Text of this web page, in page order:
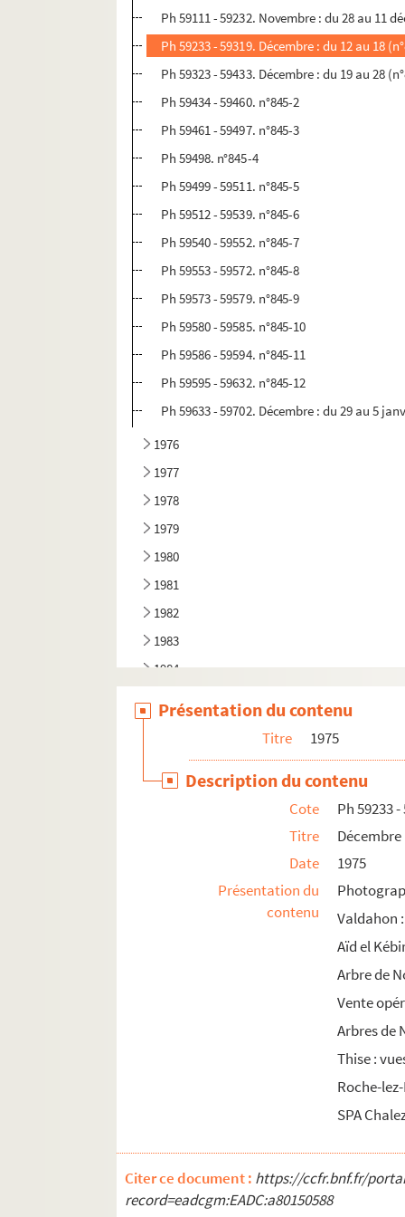
Ph 59111 - 59232. Novembre : du 28 au 11
Ph 59233 - 59319. Décembre : du 12 au 18
Ph 59323 - 59433. Décembre : du 19 au 28
Ph 59434 - 59460. n°845-2
Ph 59461 - 59497. n°845-3
Ph 59498. n°845-4
Ph 59499 - 59511. n°845-5
Ph 59512 - 59539. n°845-6
Ph 59540 - 59552. n°845-7
Ph 59553 - 59572. n°845-8
Ph 59573 - 59579. n°845-9
Ph 59580 - 59585. n°845-10
Ph 59586 - 59594. n°845-11
Ph 59595 - 59632. n°845-12
Ph 59633 - 59702. Décembre : du 29 au 5
1976
1977
1978
1979
1980
1981
1982
1983
1984
Présentation du contenu
Titre 1975
Description du contenu
Cote
Ph 59233 -
Titre
Décembre
Date
1975
Présentation du
contenu
Valdahon
Aïd el
Arbre de
Vente
Arbres de
Thise :
Roche-
SPA
Citer ce document : https://ccfr.bnf.fr/
record=eadcgm:EADC:a80150588